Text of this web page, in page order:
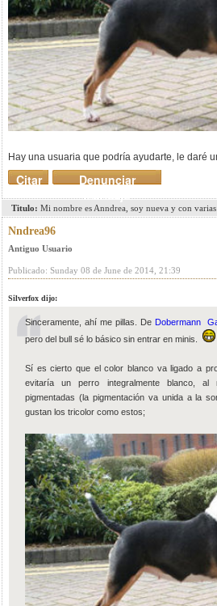
Hay una usuaria que podría ayudarte, le daré
Denunciar
mensaje
Citar
Titulo: Mi nombre es Anndrea, soy nueva y con varias
Nndrea96
Antiguo Usuario
Publicado: Sunday 08 de June de 2014, 21:39
Silverfox dijo:
Sinceramente, ahí me pillas. De Dobermann
pero del bull sé lo básico sin entrar en minis.
Sí es cierto que el color blanco va ligado a
evitaría un perro integralmente blanco,
pigmentadas (la pigmentación va unida a la
gustan los tricolor como estos;